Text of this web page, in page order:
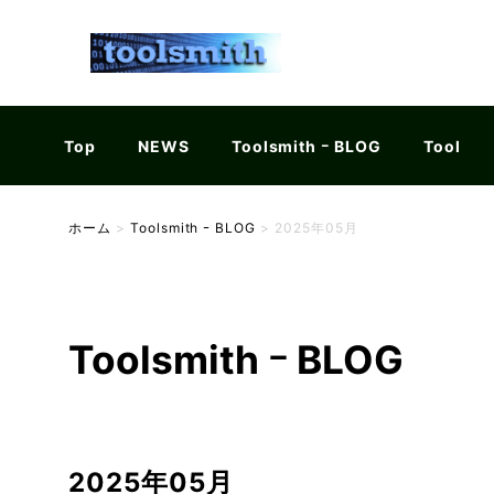
Top NEWS Toolsmith ｰ BLOG Tool
ホーム > Toolsmith ｰ BLOG > 2025年05月
Toolsmith ｰ BLOG
2025年05月